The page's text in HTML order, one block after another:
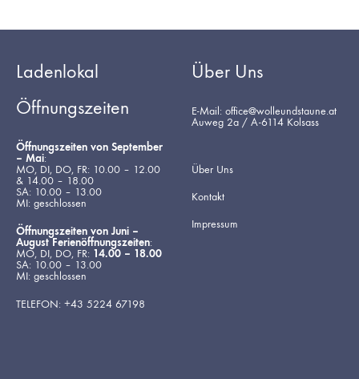
Ladenlokal
Öffnungszeiten
Öffnungszeiten von September
– Mai:
MO, DI, DO, FR: 10.00 – 12.00
& 14.00 – 18.00
SA: 10.00 – 13.00
MI: geschlossen
Öffnungszeiten von Juni –
August Ferienöffnungszeiten:
MO, DI, DO, FR: 14.00 – 18.00
SA: 10.00 – 13.00
MI: geschlossen
TELEFON: +43 5224 67198
Über Uns
E-Mail: office@wolleundstaune.at
Auweg 2a / A-6114 Kolsass
Über Uns
Kontakt
Impressum